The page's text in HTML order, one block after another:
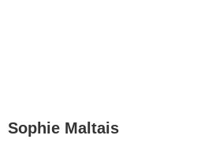
Sophie Maltais